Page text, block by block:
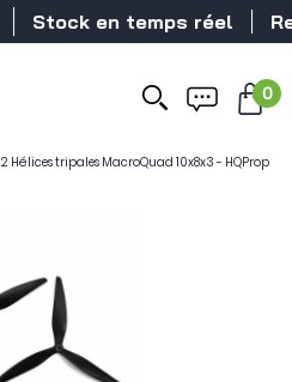
Stock en temps réel
0
2 Hélices tripales MacroQuad 10x8x3 - HQProp